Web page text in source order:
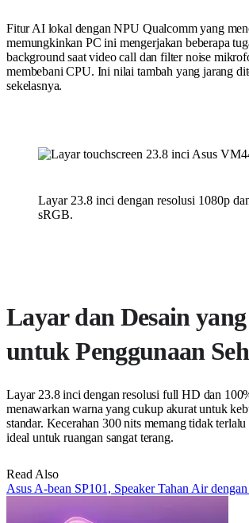
Fitur AI lokal dengan NPU Qualcomm yang
memungkinkan PC ini mengerjakan beberapa
background saat video call dan filter noise
membebani CPU. Ini nilai tambah yang jarang
sekelasnya.
Layar 23.8 inci dengan resolusi 1080p
sRGB.
Layar dan Desain
untuk Penggunaan
Layar 23.8 inci dengan resolusi full HD dan
menawarkan warna yang cukup akurat untuk
standar. Kecerahan 300 nits memang tidak
ideal untuk ruangan sangat terang.
Read Also
Asus A-bean SP101, Speaker Tahan Air